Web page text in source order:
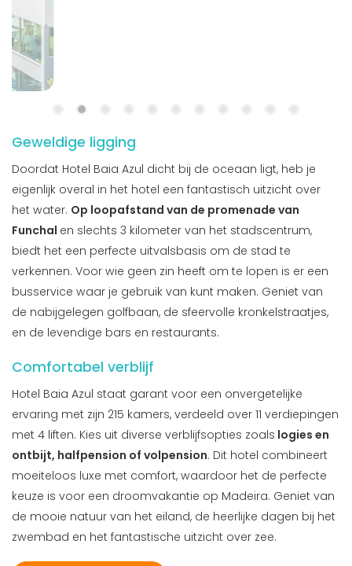
Geweldige ligging
Doordat Hotel Baia Azul dicht bij de oceaan ligt, heb je
eigenlijk overal in het hotel een fantastisch uitzicht over
het water. Op loopafstand van de promenade van
Funchal en slechts 3 kilometer van het stadscentrum,
biedt het een perfecte uitvalsbasis om de stad te
verkennen. Voor wie geen zin heeft om te lopen is er een
busservice waar je gebruik van kunt maken. Geniet van
de nabijgelegen golfbaan, de sfeervolle kronkelstraatjes,
en de levendige bars en restaurants.
Comfortabel verblijf
Hotel Baia Azul staat garant voor een onvergetelijke
ervaring met zijn 215 kamers, verdeeld over 11 verdiepingen
met 4 liften. Kies uit diverse verblijfsopties zoals logies en
ontbijt, halfpension of volpension. Dit hotel combineert
moeiteloos luxe met comfort, waardoor het de perfecte
keuze is voor een droomvakantie op Madeira. Geniet van
de mooie natuur van het eiland, de heerlijke dagen bij het
zwembad en het fantastische uitzicht over zee.